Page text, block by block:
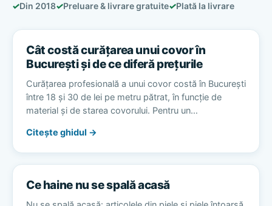
✓Din 2018✓Preluare & livrare gratuite✓Plată la livrare
Cât costă curățarea unui covor în
București și de ce diferă prețurile
Curățarea profesională a unui covor costă în București
între 18 și 30 de lei pe metru pătrat, în funcție de
material și de starea covorului. Pentru un…
Citește ghidul →
Ce haine nu se spală acasă